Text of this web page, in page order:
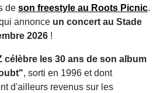
de son freestyle au Roots Picnic.
annonce un concert au Stade
2026 !
célèbre les 30 ans de son album
, sorti en 1996 et dont
d'ailleurs revenus sur les